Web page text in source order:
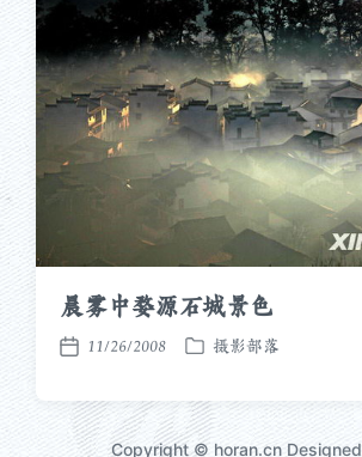
晨雾中婺源石城景色
发
日
期
11/26/2008
发
于
摄影部落
Copyright © horan.cn